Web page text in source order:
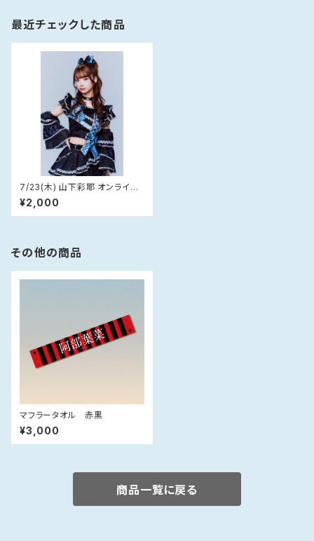
最近チェックした商品
7/23(木) 山下彩耶 オンライン
チェキ
¥2,000
その他の商品
マフラータオル 赤黒
¥3,000
商品一覧に戻る